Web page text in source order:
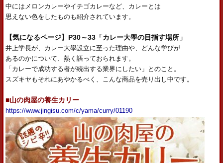
中にはメロンカレーやイチゴカレーなど、カレーとは
思えない色をしたものも紹介されています。
【気になるページ】P30～33「カレー大學の目指す場所」
井上学長が、カレー大學設立に至った理由や、どんな学びが
あるのかについて、熱く語っておられます。
「カレーで成功する者が続出する業界にしたい」とのこと。
スズキヤもそれにあやかるべく、こんな商品を売り出し中です。
■山の肉屋の養生カリー
https://www.jingisu.com/c/yama/curry/01190